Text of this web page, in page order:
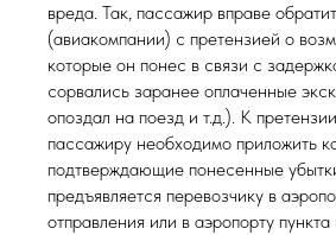
вреда. Так, пассажир вправе
(авиакомпании) с претензией о
которые он понес в связи с
сорвались заранее оплаченные
опоздал на поезд и т.д.). К
пассажиру необходимо приложить
подтверждающие понесенные
предъявляется перевозчику в
отправления или в аэропорту